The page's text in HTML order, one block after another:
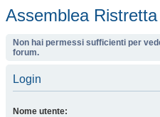
Assemblea Ristretta
Non hai permessi sufficienti per
forum.
Login
Nome utente: